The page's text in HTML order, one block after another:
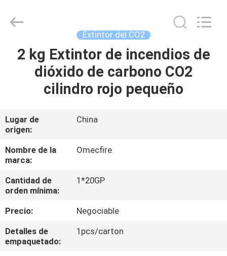
HOGAR
PRODUCTOS
VIDEOS
SOBRE
NOSOTROS
DE
LA
& Equipment
Reserved.
Extintor del CO2
2 kg Extintor de incendios de
dióxido de carbono CO2
cilindro rojo pequeño
Lugar de
origen:
China
Nombre de la
marca:
Omecfire
Cantidad de
orden mínima:
1*20GP
Precio:
Negociable
Detalles de
empaquetado:
1pcs/carton